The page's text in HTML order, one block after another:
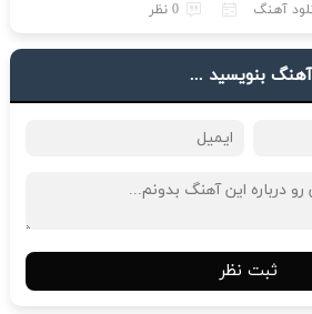
آهنگ 0 نظر
آهنگ بنویسید ...
ثبت نظر